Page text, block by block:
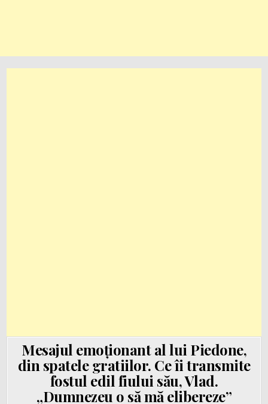
Mesajul emoționant al lui Piedone,
din spatele gratiilor. Ce îi transmite
fostul edil fiului său, Vlad.
„Dumnezeu o să mă elibereze”